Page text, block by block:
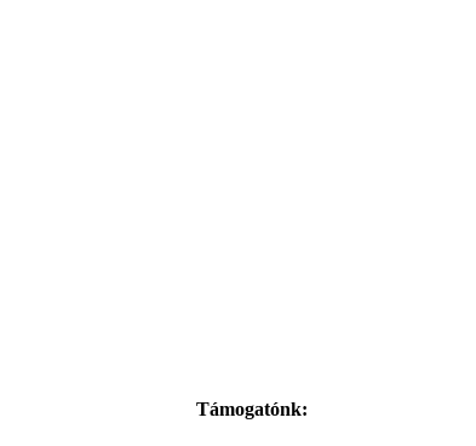
Támogatónk: